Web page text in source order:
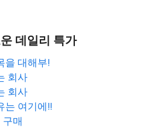
데일리 특가
을 대해부!
회사
회사
는 여기에!!
매